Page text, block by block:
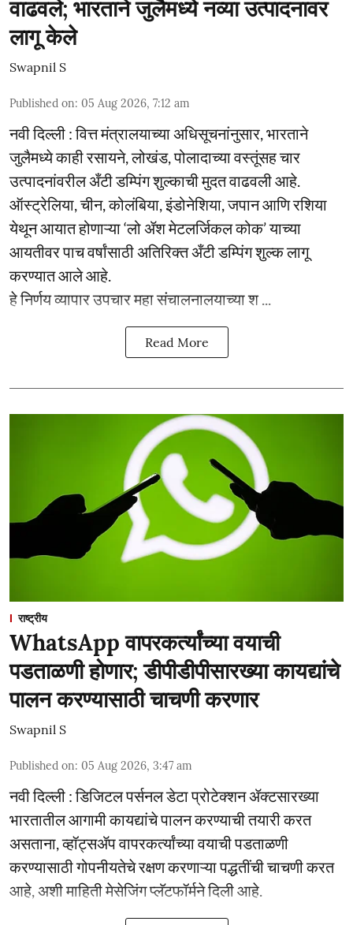
वाढवले; भारताने जुलैमध्ये नव्या उत्पादनावर
लागू केले
Swapnil S
Published on: 05 Aug 2026, 7:12 am
नवी दिल्ली : वित्त मंत्रालयाच्या अधिसूचनांनुसार, भारताने
जुलैमध्ये काही रसायने, लोखंड, पोलादाच्या वस्तूंसह चार
उत्पादनांवरील अँटी डम्पिंग शुल्काची मुदत वाढवली आहे.
ऑस्ट्रेलिया, चीन, कोलंबिया, इंडोनेशिया, जपान आणि रशिया
येथून आयात होणाऱ्या ‘लो ॲश मेटलर्जिकल कोक’ याच्या
आयतीवर पाच वर्षांसाठी अतिरिक्त अँटी डम्पिंग शुल्क लागू
करण्यात आले आहे.
हे निर्णय व्यापार उपचार महा संचालनालयाच्या श ...
Read More
राष्ट्रीय
WhatsApp वापरकर्त्यांच्या वयाची
पडताळणी होणार; डीपीडीपीसारख्या कायद्यांचे
पालन करण्यासाठी चाचणी करणार
Swapnil S
Published on: 05 Aug 2026, 3:47 am
नवी दिल्ली : डिजिटल पर्सनल डेटा प्रोटेक्शन ॲक्टसारख्या
भारतातील आगामी कायद्यांचे पालन करण्याची तयारी करत
असताना, व्हॉट्सॲप वापरकर्त्यांच्या वयाची पडताळणी
करण्यासाठी गोपनीयतेचे रक्षण करणाऱ्या पद्धतींची चाचणी करत
आहे, अशी माहिती मेसेजिंग प्लॅटफॉर्मने दिली आहे.